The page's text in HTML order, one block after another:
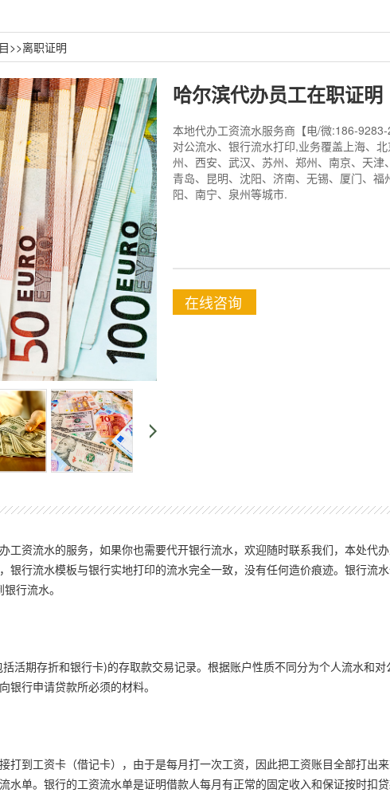
>>离职证明
哈尔滨代办员工在职证明
本地代办工资流水服务商【电/微:186-
对公流水、银行流水打印,业务覆盖上海、
州、西安、武汉、苏州、郑州、南京、天津
青岛、昆明、沈阳、济南、无锡、厦门、
阳、南宁、泉州等城市.
在线咨询
工资流水的服务，如果你也需要代开银行流水，欢迎随时联系我们，本处代
银行流水模板与银行实地打印的流水完全一致，没有任何造价痕迹。银行流
行流水。
活期存折和银行卡)的存取款交易记录。根据账户性质不同分为个人流水和
银行申请贷款所必须的材料。
打到工资卡（借记卡），由于是每月打一次工资，因此把工资账目全部打出
水单。银行的工资流水单是证明借款人每月有正常的固定收入和保证按时扣